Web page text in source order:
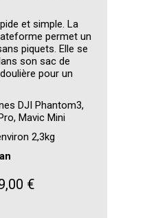
et simple. La
permet un
piquets. Elle se
son sac de
pour un
DJI Phantom3,
Mavic Mini
2,3kg
€